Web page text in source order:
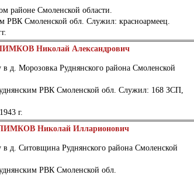
районе Смоленской области.
РВК Смоленской обл. Служил: красноармеец.
Николай Александрович
в д. Морозовка Руднянского района Смоленской
РВК Смоленской обл. Служил: 168 ЗСП,
г.
Николай Илларионович
в д. Ситовщина Руднянского района Смоленской
РВК Смоленской обл.